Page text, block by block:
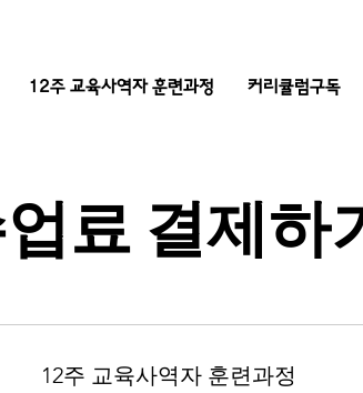
12주 교육사역자 훈련과정 커리큘럼구독
료 결제하
12주 교육사역자 훈련과정